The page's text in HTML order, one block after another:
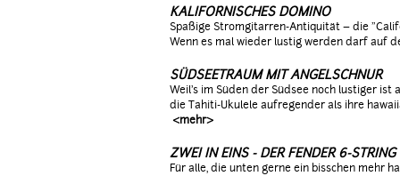
KALIFORNISCHES DOMINO
Spaßige Stromgitarren-Antiquität – die
Wenn es mal wieder lustig werden darf auf
SÜDSEETRAUM MIT ANGELSCHNUR
Weil's im Süden der Südsee noch lustiger ist
die Tahiti-Ukulele aufregender als ihre
<mehr>
ZWEI IN EINS - DER FENDER 6-STRING
Für alle, die unten gerne ein bisschen mehr